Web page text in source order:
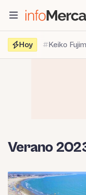
contenido
Hoy
Keiko
Verano